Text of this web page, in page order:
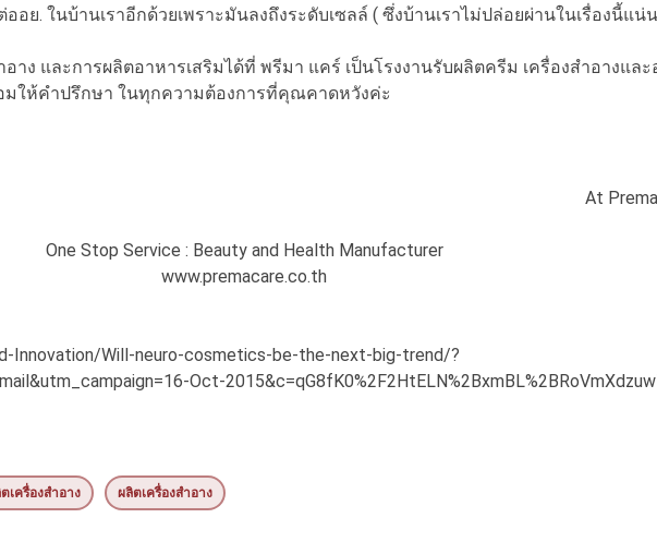
อย. ในบ้านเราอีกด้วยเพราะมันลงถึงระดับเซลล์ ( ซึ่งบ้านเราไม่ปล่อยผ่านในเรื่องนี้แ
ละการผลิตอาหารเสริมได้ที่ พรีมา แคร์ เป็นโรงงานรับผลิตครีม เครื่องสำอางแล
ให้คำปรึกษา ในทุกความต้องการที่คุณคาดหวังค่ะ
At
One Stop Service : Beauty and Health Manufacturer
www.premacare.co.th
Innovation/Will-neuro-cosmetics-be-the-next-big-trend/?
Oct-
เครื่องสำอาง ผลิตเครื่องสำอาง